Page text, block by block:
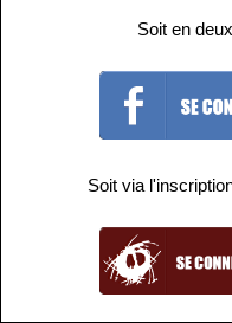
Soit en
Soit via